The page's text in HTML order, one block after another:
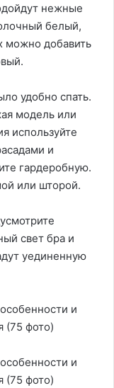
нежные
белый,
можно добавить
удобно спать.
модель или
используйте
и
гардеробную.
или шторой.
свет бра и
уединенную